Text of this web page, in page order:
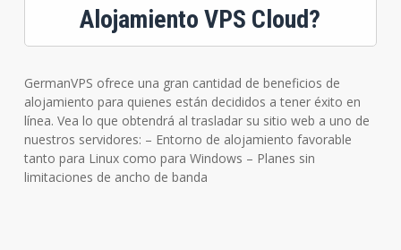
Alojamiento VPS Cloud?
GermanVPS ofrece una gran cantidad de beneficios de
alojamiento para quienes están decididos a tener éxito en
línea. Vea lo que obtendrá al trasladar su sitio web a uno de
nuestros servidores: – Entorno de alojamiento favorable
tanto para Linux como para Windows – Planes sin
limitaciones de ancho de banda